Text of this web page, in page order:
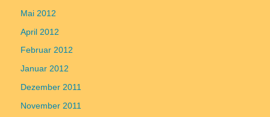
Mai 2012
April 2012
Februar 2012
Januar 2012
Dezember 2011
November 2011